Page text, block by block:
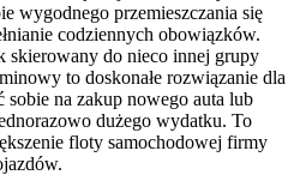
wygodnego przemieszczania się
codziennych obowiązków.
skierowany do nieco innej grupy
to doskonałe rozwiązanie dla
na zakup nowego auta lub
dużego wydatku. To
floty samochodowej firmy